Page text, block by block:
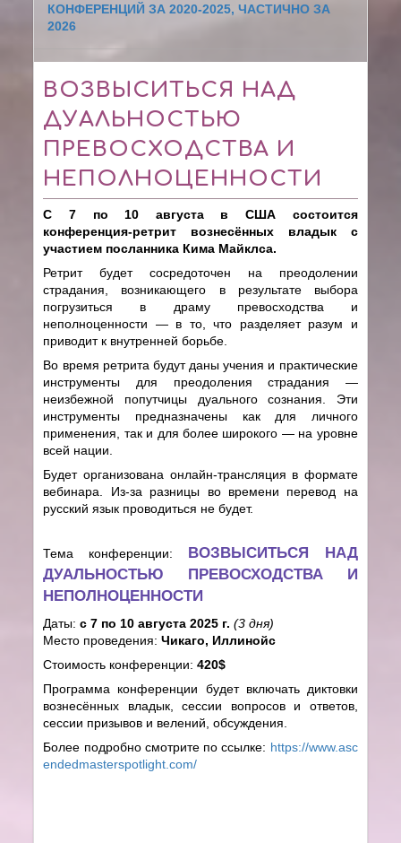
КОНФЕРЕНЦИЙ ЗА 2020-2025, ЧАСТИЧНО ЗА
2026
ВОЗВЫСИТЬСЯ НАД
ДУАЛЬНОСТЬЮ
ПРЕВОСХОДСТВА И
НЕПОЛНОЦЕННОСТИ
С 7 по 10 августа в США состоится
конференция-ретрит вознесённых владык с
участием посланника Кима Майклса.
Ретрит будет сосредоточен на преодолении
страдания, возникающего в результате выбора
погрузиться в драму превосходства и
неполноценности — в то, что разделяет разум и
приводит к внутренней борьбе.
Во время ретрита будут даны учения и практические
инструменты для преодоления страдания —
неизбежной попутчицы дуального сознания. Эти
инструменты предназначены как для личного
применения, так и для более широкого — на уровне
всей нации.
Будет организована онлайн-трансляция в формате
вебинара. Из-за разницы во времени перевод на
русский язык проводиться не будет.
Тема конференции: ВОЗВЫСИТЬСЯ НАД
ДУАЛЬНОСТЬЮ ПРЕВОСХОДСТВА И
НЕПОЛНОЦЕННОСТИ
Даты:с 7 по 10 августа 2025 г.(3 дня)
Место проведения:Чикаго, Иллинойс
Стоимость конференции:420$
Программа конференции будет включать диктовки
вознесённых владык, сессии вопросов и ответов,
сессии призывов и велений, обсуждения.
Более подробно смотрите по ссылке: https://www.asc
endedmasterspotlight.com/